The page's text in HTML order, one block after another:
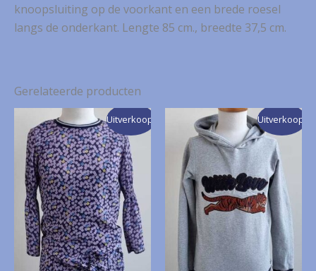
knoopsluiting op de voorkant en een brede roesel
langs de onderkant. Lengte 85 cm., breedte 37,5 cm.
Gerelateerde producten
Uitverkoop! Uitverkoop!